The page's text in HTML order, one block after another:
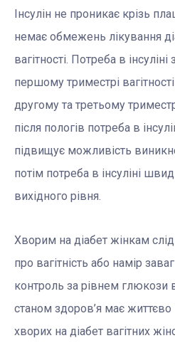
Інсулін не проникає крізь
немає обмежень лікування
вагітності. Потреба в
першому триместрі
другому та третьому
після пологів потреба в
підвищує можливість
потім потреба в інсуліні
вихідного рівня.
Хворим на діабет жінкам
про вагітність або намір
контроль за рівнем глюкози
станом здоров’я має
хворих на діабет вагітних